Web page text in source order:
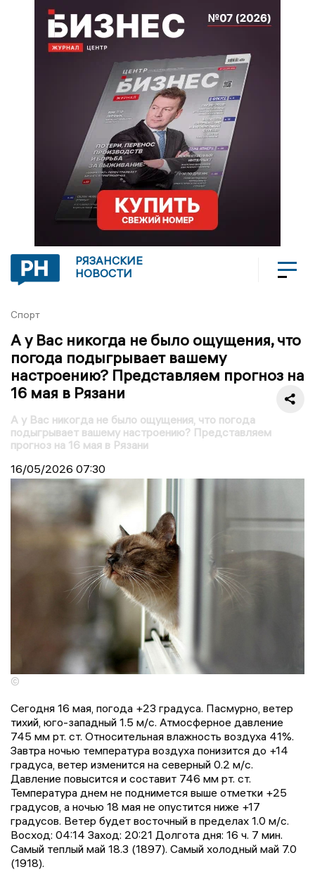
РЯЗАНСКИЕ
НОВОСТИ
Спорт
А у Вас никогда не было ощущения, что
погода подыгрывает вашему
настроению? Представляем прогноз на
16 мая в Рязани
А у Вас никогда не было ощущения, что погода
подыгрывает вашему настроению? Представляем
прогноз на 16 мая в Рязани
16/05/2026 07:30
©
Сегодня 16 мая, погода +23 градусa. Пасмурно, ветер
тихий, юго-западный 1.5 м/с. Атмосферное давление
745 мм рт. ст. Относительная влажность воздуха 41%.
Завтра ночью температура воздуха понизится до +14
градусa, ветер изменится на северный 0.2 м/с.
Давление повысится и составит 746 мм рт. ст.
Температура днем не поднимется выше отметки +25
градусов, a ночью 18 мая не опустится ниже +17
градусов. Ветер будет восточный в пределах 1.0 м/с.
Восход: 04:14 Заход: 20:21 Долгота дня: 16 ч. 7 мин.
Самый теплый май 18.3 (1897). Самый холодный май 7.0
(1918).